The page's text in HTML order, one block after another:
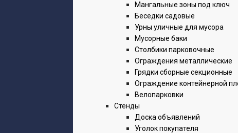
Мангальные зоны под ключ
Беседки садовые
Урны уличные для мусора
Мусорные баки
Столбики парковочные
Ограждения металлические
Грядки сборные секционные
Ограждение контейнерной
Велопарковки
Стенды
Доска объявлений
Уголок покупателя